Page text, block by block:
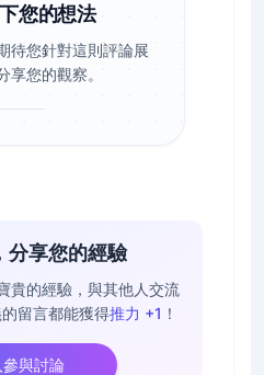
您的想法
待您針對這則評論展
享您的觀察。
分享您的經驗
貴的經驗，與其他人交流
留言都能獲得推力 +1 ！
與討論